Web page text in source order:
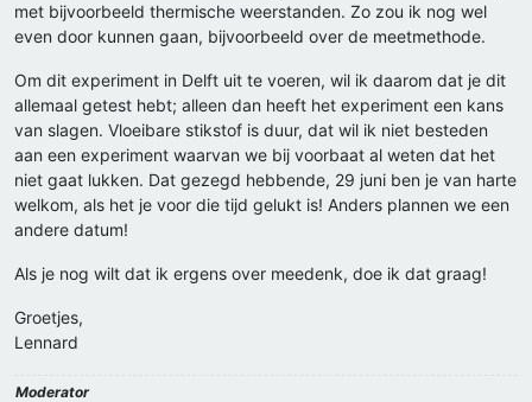
met bijvoorbeeld thermische weerstanden. Zo zou ik nog wel
even door kunnen gaan, bijvoorbeeld over de meetmethode.
Om dit experiment in Delft uit te voeren, wil ik daarom dat je dit
allemaal getest hebt; alleen dan heeft het experiment een kans
van slagen. Vloeibare stikstof is duur, dat wil ik niet besteden
aan een experiment waarvan we bij voorbaat al weten dat het
niet gaat lukken. Dat gezegd hebbende, 29 juni ben je van harte
welkom, als het je voor die tijd gelukt is! Anders plannen we een
andere datum!
Als je nog wilt dat ik ergens over meedenk, doe ik dat graag!
Groetjes,
Lennard
Moderator